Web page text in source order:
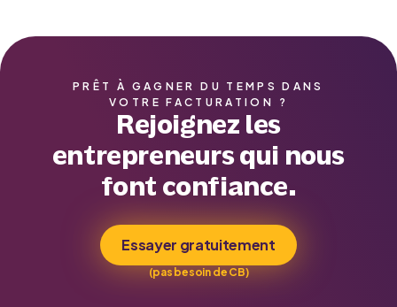
PRÊT À GAGNER DU TEMPS DANS
VOTRE FACTURATION ?
Rejoignez les
entrepreneurs qui nous
font confiance.
Essayer gratuitement
(pas besoin de CB)